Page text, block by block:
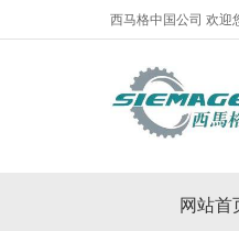
西马格中国公司 欢迎
网站首